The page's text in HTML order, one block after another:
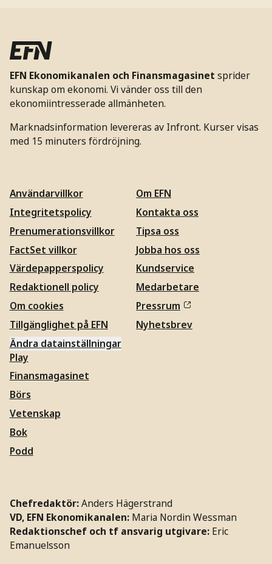
EFN Ekonomikanalen och Finansmagasinet sprider
kunskap om ekonomi. Vi vänder oss till den
ekonomiintresserade allmänheten.
Marknadsinformation levereras av Infront. Kurser visas
med 15 minuters fördröjning.
Användarvillkor
Integritetspolicy
Prenumerationsvillkor
FactSet villkor
Värdepapperspolicy
Redaktionell policy
Om cookies
Tillgänglighet på EFN
Ändra datainställningar
Om EFN
Kontakta oss
Tipsa oss
Jobba hos oss
Kundservice
Medarbetare
Pressrum
Nyhetsbrev
Play
Finansmagasinet
Börs
Vetenskap
Bok
Podd
Chefredaktör:Anders Hägerstrand
VD, EFN Ekonomikanalen: Maria Nordin Wessman
Redaktionschef och tf ansvarig utgivare: Eric
Emanuelsson